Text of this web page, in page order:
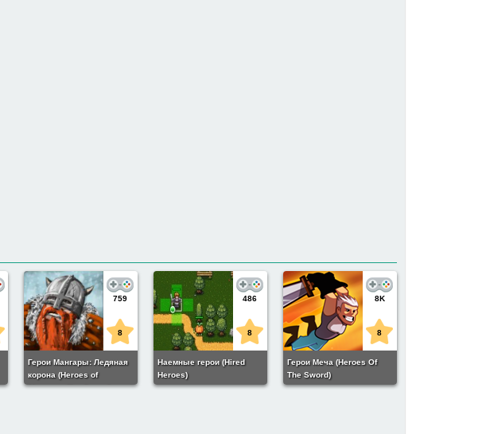
759
8
Герои Мангары: Ледяная
корона (Heroes of
Mangara: The Frost Crown)
486
8
Наемные герои (Hired
Heroes)
8K
8
Герои Меча (Heroes Of
The Sword)